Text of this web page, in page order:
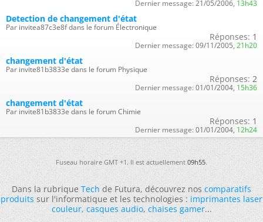
Dernier message: 21/05/2006, 13h43
Detection de changement d'état
Par invitea87c3e8f dans le forum Électronique
Réponses: 1
Dernier message: 09/11/2005, 21h20
changement d'état
Par invite81b3833e dans le forum Physique
Réponses: 2
Dernier message: 01/01/2004, 15h36
changement d'état
Par invite81b3833e dans le forum Chimie
Réponses: 1
Dernier message: 01/01/2004, 12h24
Fuseau horaire GMT +1. Il est actuellement09h55.
Dans la rubriqueTechde Futura, découvrez noscomparatifs
produitssur l'informatique et les technologies :imprimantes laser
couleur,casques audio,chaises gamer...